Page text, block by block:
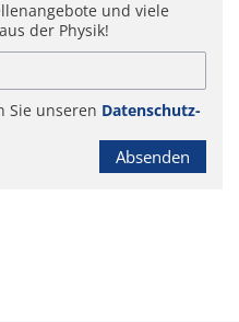
und viele
der Physik!
Sie unseren Datenschutz-
Absenden